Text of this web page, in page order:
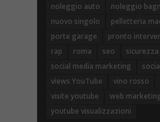
noleggio auto
noleggio
nuovo singolo
pelletteria
porte garage
pronto
rap
roma seo
social media marketing
views YouTube
vino rosso
visite youtube
web
youtube visualizzazioni